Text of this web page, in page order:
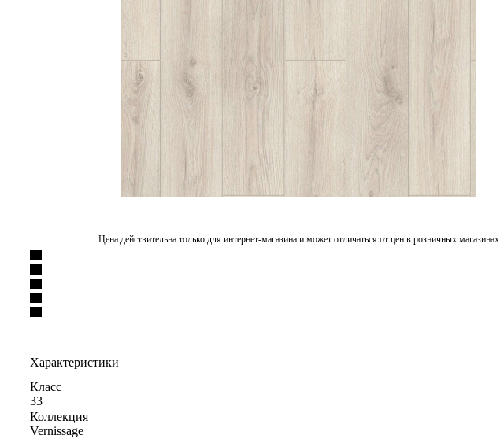
Цена действительна только для интернет-магазина и может отличаться от цен в розничных магазинах
Характеристики
Класс
33
Коллекция
Vernissage